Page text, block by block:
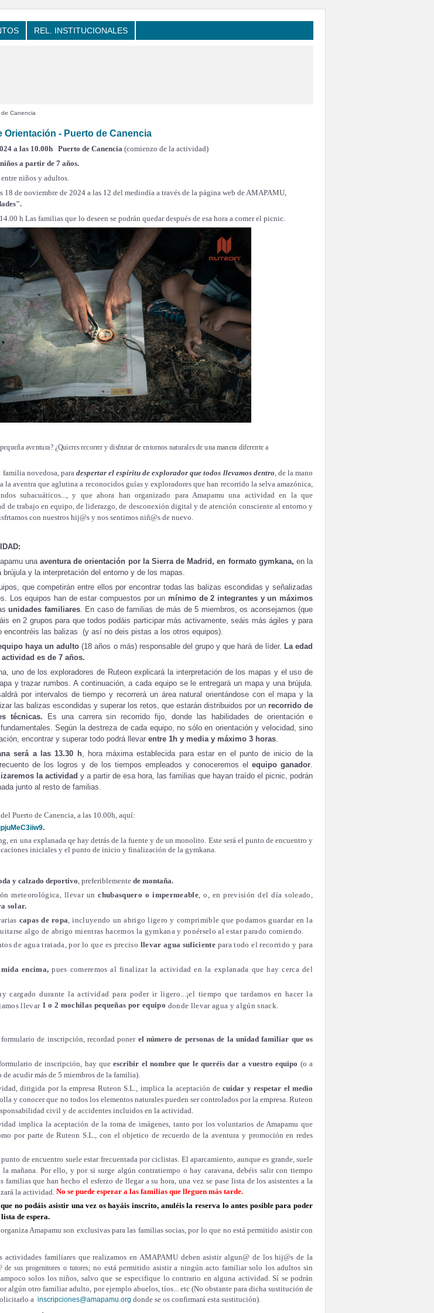
REL. INSTITUCIONALES
Canencia
Orientación - Puerto de Canencia
a las 10.00h Puerto de Canencia(comienzo de la actividad)
niños a partir de 7 años.
entre niños y adultos.
18 de noviembre de 2024 a las 12 del mediodía a través de la página web de AMAPAMU,
h Las familias que lo deseen se podrán quedar después de esa hora a comer el picnic.
aventura? ¿Quieres recorrer y disfrutar de entornos naturales de una manera diferente a
novedosa, para despertar el espíritu de explorador que todos llevamos dentro , de la mano
la aventra que aglutina a reconocidos guías y exploradores que han recorrido la selva amazónica,
subacuáticos..., y que ahora han organizado para Amapamu una actividad en la que
de trabajo en equipo, de liderazgo, de desconexión digital y de atención consciente al entorno y
con nuestros hij@s y nos sentimos niñ@s de nuevo.
unaaventura de orientación por la Sierra de Madrid, en formato gymkana, en la
y la interpretación del entorno y de los mapas.
que competirán entre ellos por encontrar todas las balizas escondidas y señalizadas
Los equipos han de estar compuestos por un mínimo de 2 integrantes y un máximos
unidades familiares. En caso de familias de más de 5 miembros, os aconsejamos (que
en 2 grupos para que todos podáis participar más activamente, seáis más ágiles y para
encontréis las balizas (y así no deis pistas a los otros equipos).
haya un adulto (18 años o más) responsable del grupo y que hará de líder. La edad
es de 7 años.
uno de los exploradores de Ruteon explicará la interpretación de los mapas y el uso de
y trazar rumbos. A continuación, a cada equipo se le entregará un mapa y una brújula.
por intervalos de tiempo y recorrerá un área natural orientándose con el mapa y la
las balizas escondidas y superar los retos, que estarán distribuidos por un recorrido de
técnicas. Es una carrera sin recorrido fijo, donde las habilidades de orientación e
Según la destreza de cada equipo, no sólo en orientación y velocidad, sino
encontrar y superar todo podrá llevar entre 1h y media y máximo 3 horas.
será a las 13.30 h, hora máxima establecida para estar en el punto de inicio de la
de los logros y de los tiempos empleados y conoceremos el equipo ganador.
la actividad y a partir de esa hora, las familias que hayan traído el picnic, podrán
junto al resto de familias.
Puerto de Canencia, a las 10.00h, aquí:
.
en una explanada qe hay detrás de la fuente y de un monolito. Este será el punto de encuentro y
iniciales y el punto de inicio y finalización de la gymkana.
y calzado deportivo , preferiblementede montaña.
meteorológica, llevar unchubasquero o impermeable, o, en previsión del día soleado,
solar.
capas de ropa , incluyendo un abrigo ligero y comprimible que podamos guardar en la
algo de abrigo mientras hacemos la gymkana y ponérselo al estar parado comiendo.
de agua tratada, por lo que es preciso llevar agua suficiente para todo el recorrido y para
encima,pues comeremos al finalizar la actividad en la explanada que hay cerca del
cargado durante la actividad para poder ir ligero...¡el tiempo que tardamos en hacer la
llevar 1 o 2 mochilas pequeñas por equipo donde llevar agua y algún snack.
de inscripción, recordad poner el número de personas de la unidad familiar que os
de inscripción, hay queescribir el nombre que le queréis dar a vuestro equipo (o a
de acudir más de 5 miembros de la familia).
dirigida por la empresa Ruteon S.L., implica la aceptación decuidar y respetar el medio
y conocer que no todos los elementos naturales pueden ser controlados por la empresa. Ruteon
civil y de accidentes incluidos en la actividad.
implica la aceptación de la toma de imágenes, tanto por los voluntarios de Amapamu que
por parte de Ruteon S.L., con el objetico de recuerdo de la aventura y promoción en redes
de encuentro suele estar frecuentada por ciclistas. El aparcamiento, aunque es grande, suele
la mañana. Por ello, y por si surge algún contratiempo o hay caravana, debéis salir con tiempo
familias que han hecho el esferzo de llegar a su hora, una vez se pase lista de los asistentes a la
la actividad.No se puede esperar a las familias que lleguen más tarde.
que no podáis asistir una vez os hayáis inscrito, anuléis la reserva lo antes posible para poder
de espera.
Amapamu son exclusivas para las familias socias, por lo que no está permitido asistir con
actividades familiares que realizamos en AMAPAMU deben asistir algun@ de los hij@sde la
de sus progenitores o tutores; no está permitido asistir a ningún acto familiar solo los adultos sin
solos los niños, salvo que se especifique lo contrario en alguna actividad.Sí se podrán
algún otro familiar adulto, por ejemplo abuelos, tíos... etc (No obstante para dicha sustitución de
a inscripciones@amapamu.org donde se os confirmará esta sustitución).